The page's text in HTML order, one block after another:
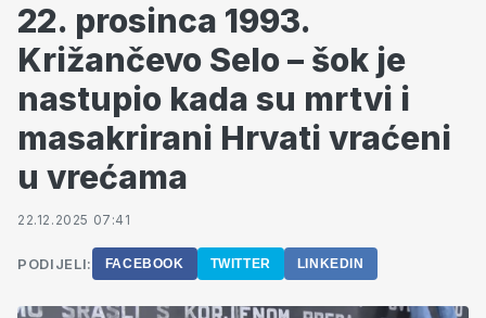
22. prosinca 1993.
Križančevo Selo – šok je
nastupio kada su mrtvi i
masakrirani Hrvati vraćeni
u vrećama
22.12.2025 07:41
PODIJELI: FACEBOOK TWITTER LINKEDIN